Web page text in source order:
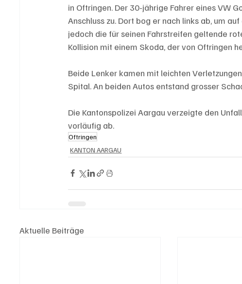
in Oftringen. Der 30-jährige Fahrer eines VW
Anschluss zu. Dort bog er nach links ab, um
jedoch die für seinen Fahrstreifen geltende
Kollision mit einem Skoda, der von Oftringen
Beide Lenker kamen mit leichten
Spital. An beiden Autos entstand grosser
Die Kantonspolizei Aargau verzeigte den
vorläufig ab.
Oftringen
KANTON AARGAU
Aktuelle Beiträge